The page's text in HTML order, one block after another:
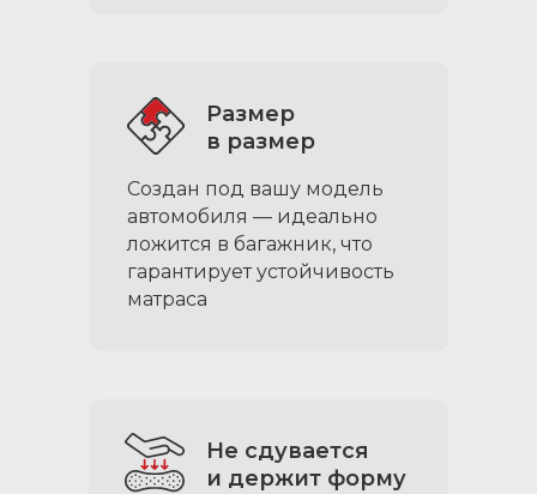
Размер
в размер
Создан под вашу модель
автомобиля — идеально
ложится в багажник, что
гарантирует устойчивость
матраса
Не сдувается
и держит форму